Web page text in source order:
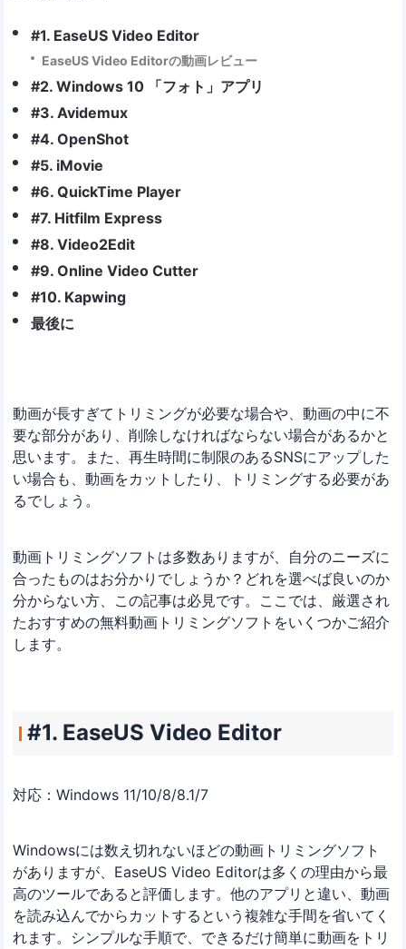
#1. EaseUS Video Editor
EaseUS Video Editorの動画レビュー
#2. Windows 10 「フォト」アプリ
#3. Avidemux
#4. OpenShot
#5. iMovie
#6. QuickTime Player
#7. Hitfilm Express
#8. Video2Edit
#9. Online Video Cutter
#10. Kapwing
最後に
動画が長すぎてトリミングが必要な場合や、動画の中に不
要な部分があり、削除しなければならない場合があるかと
思います。また、再生時間に制限のあるSNSにアップした
い場合も、動画をカットしたり、トリミングする必要があ
るでしょう。
動画トリミングソフトは多数ありますが、自分のニーズに
合ったものはお分かりでしょうか？どれを選べば良いのか
分からない方、この記事は必見です。ここでは、厳選され
たおすすめの無料動画トリミングソフトをいくつかご紹介
します。
#1. EaseUS Video Editor
対応：Windows 11/10/8/8.1/7
Windowsには数え切れないほどの動画トリミングソフト
がありますが、EaseUS Video Editorは多くの理由から最
高のツールであると評価します。他のアプリと違い、動画
を読み込んでからカットするという複雑な手間を省いてく
れます。シンプルな手順で、できるだけ簡単に動画をトリ